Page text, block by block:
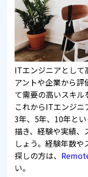
ITエンジニアとして
アントや企業から評
て需要の高いスキル
これからITエンジニ
3年、5年、10年と
描き、経験や実績、
しょう。経験年数
探しの方は、
い。